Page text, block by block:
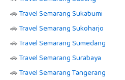
🚗Travel Semarang Sukabumi
🚗Travel Semarang Sukoharjo
🚗Travel Semarang Sumedang
🚗Travel Semarang Surabaya
🚗Travel Semarang Tangerang